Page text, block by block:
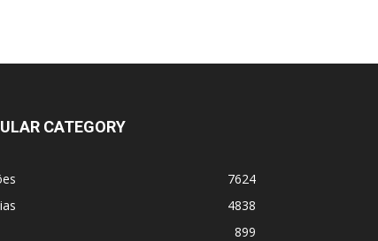
CATEGORY
7624
4838
899